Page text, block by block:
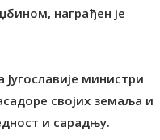
награђен је
министри
својих земаља и
и сарадњу.